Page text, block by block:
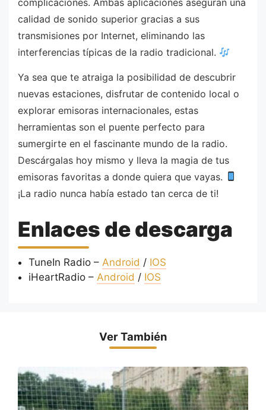
complicaciones. Ambas aplicaciones aseguran una
calidad de sonido superior gracias a sus
transmisiones por Internet, eliminando las
interferencias típicas de la radio tradicional.
Ya sea que te atraiga la posibilidad de descubrir
nuevas estaciones, disfrutar de contenido local o
explorar emisoras internacionales, estas
herramientas son el puente perfecto para
sumergirte en el fascinante mundo de la radio.
Descárgalas hoy mismo y lleva la magia de tus
emisoras favoritas a donde quiera que vayas.
¡La radio nunca había estado tan cerca de ti!
Enlaces de descarga
TuneIn Radio – Android / IOS
iHeartRadio – Android / IOS
Ver También